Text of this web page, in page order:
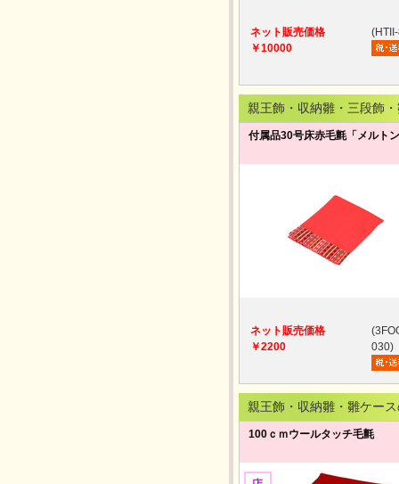
ネット販売価格
￥10000
親王飾・収納雛・三段飾
付属品30号床赤毛氈「メルト
ネット販売価格
￥2200
030)
親王飾・収納雛・雛ケー
100ｃｍウールタッチ毛氈